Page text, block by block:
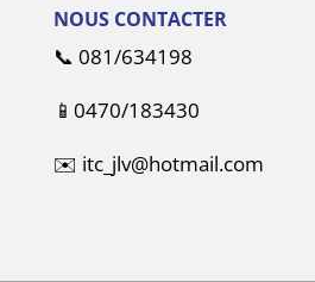
NOUS CONTACTER
📞 081/634198
📱 0470/183430
✉️ itc_jlv@hotmail.com